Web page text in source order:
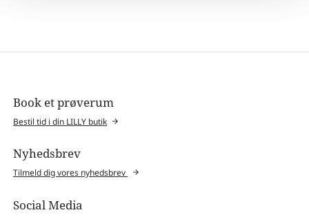
Book et prøverum
Bestil tid i din LILLY butik
Nyhedsbrev
Tilmeld dig vores nyhedsbrev
Social Media